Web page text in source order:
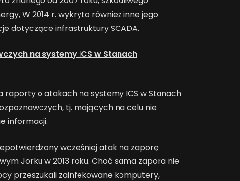
W 2014 r. wykryto również inne jego
dotyczące infrastruktury SCADA.
na systemy ICS w Stanach
raporty o atakach na systemy ICS w Stanach
tj. mających na celu nie
informacji.
wcześniej atak na zaporę
Jorku w 2013 roku. Choć sama zapora nie
przeszukali zainfekowane komputery,